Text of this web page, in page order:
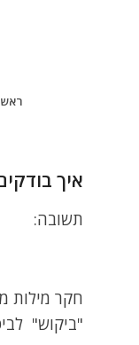
איך
תשובה:
חקר מילות
"ביקוש"